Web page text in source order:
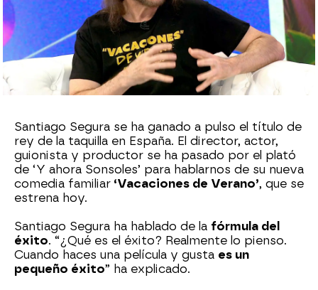
antena3.com
Publicado: 06 de julio de 2023, 19:59
WhatsappFacebook
X Flipboard
Santiago Segura se ha ganado a pulso el título de
rey de la taquilla en España. El director, actor,
guionista y productor se ha pasado por el plató
de ‘Y ahora Sonsoles’ para hablarnos de su nueva
comedia familiar ‘Vacaciones de Verano’, que se
estrena hoy.
Santiago Segura ha hablado de la fórmula del
éxito. “¿Qué es el éxito? Realmente lo pienso.
Cuando haces una película y gusta es un
pequeño éxito” ha explicado.